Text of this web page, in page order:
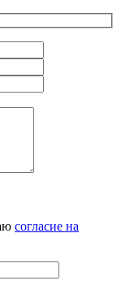
согласие на